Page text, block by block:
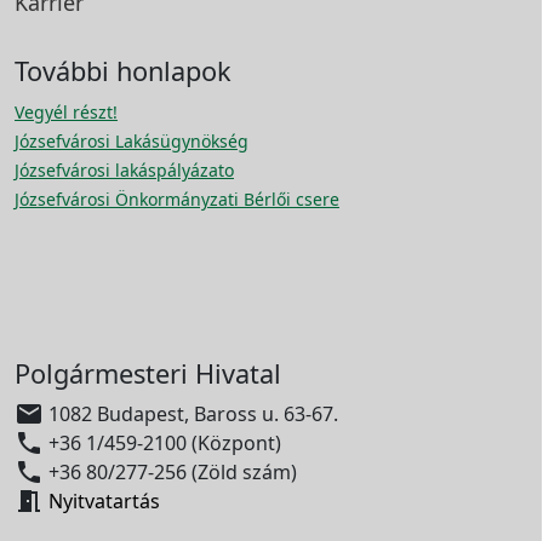
További honlapok
Vegyél részt!
Józsefvárosi Lakásügynökség
Józsefvárosi lakáspályázato
Józsefvárosi Önkormányzati Bérlői csere
Polgármesteri Hivatal
 1082 Budapest, Baross u. 63-67.
 +36 1/459-2100 (Központ)
 +36 80/277-256 (Zöld szám)
 Nyitvatartás